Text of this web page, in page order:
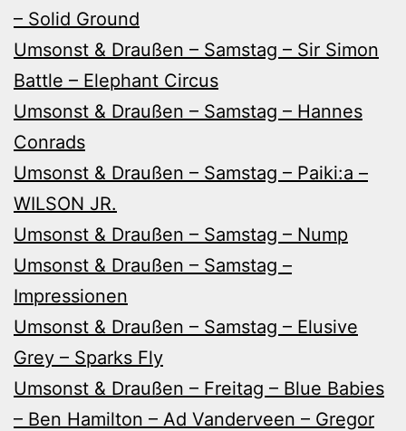
– Solid Ground
Umsonst & Draußen – Samstag – Sir Simon
Battle – Elephant Circus
Umsonst & Draußen – Samstag – Hannes
Conrads
Umsonst & Draußen – Samstag – Paiki:a –
WILSON JR.
Umsonst & Draußen – Samstag – Nump
Umsonst & Draußen – Samstag –
Impressionen
Umsonst & Draußen – Samstag – Elusive
Grey – Sparks Fly
Umsonst & Draußen – Freitag – Blue Babies
– Ben Hamilton – Ad Vanderveen – Gregor